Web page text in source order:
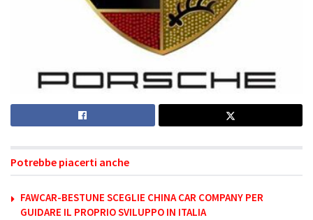
Potrebbe piacerti anche
FAWCAR-BESTUNE SCEGLIE CHINA CAR COMPANY PER
GUIDARE IL PROPRIO SVILUPPO IN ITALIA